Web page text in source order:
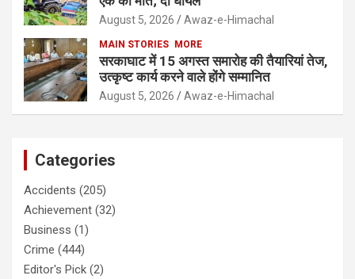
August 5, 2026 Awaz-e-Himachal
MAIN STORIES MORE
सरकाघाट में 15 अगस्त समारोह की तैयारियां तेज,
उत्कृष्ट कार्य करने वाले होंगे सम्मानित
August 5, 2026 Awaz-e-Himachal
Categories
Accidents (205)
Achievement (32)
Business (1)
Crime (444)
Editor's Pick (2)